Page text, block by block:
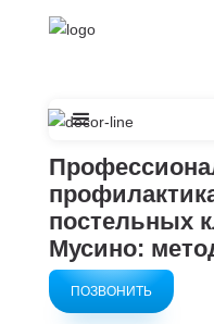
постельных
Мусино:
ПОЗВОНИТЬ